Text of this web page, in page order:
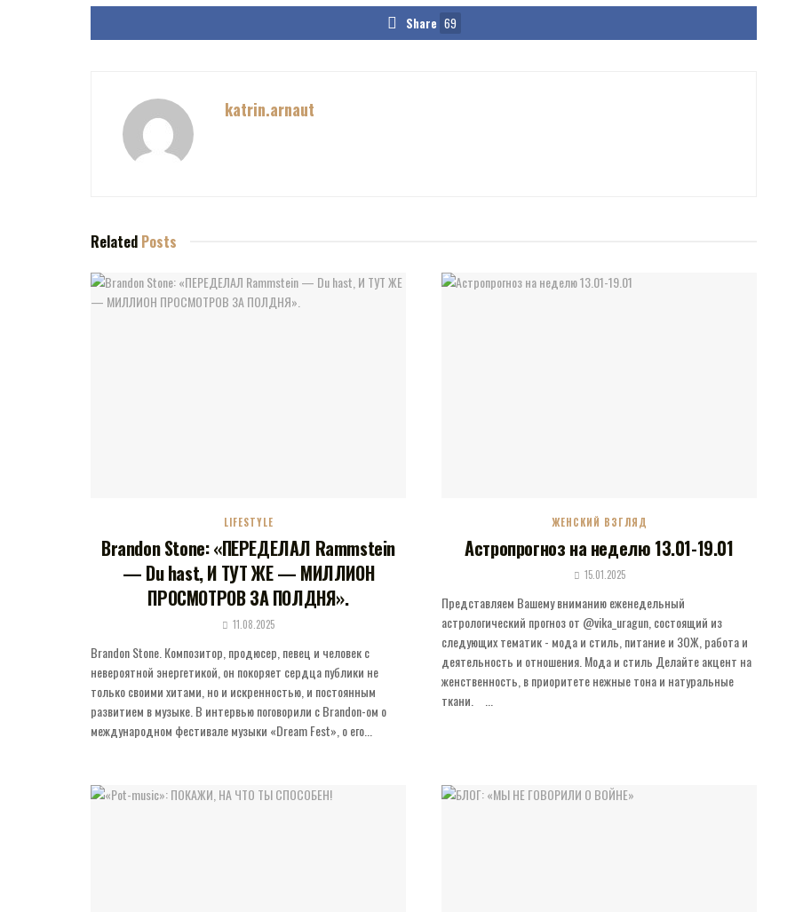
Share 69
katrin.arnaut
Related Posts
LIFESTYLE
Brandon Stone: «ПЕРЕДЕЛАЛ Rammstein
— Du hast, И ТУТ ЖЕ — МИЛЛИОН
ПРОСМОТРОВ ЗА ПОЛДНЯ».
11.08.2025
Brandon Stone. Композитор, продюсер, певец и человек с
невероятной энергетикой, он покоряет сердца публики не
только своими хитами, но и искренностью, и постоянным
развитием в музыке. В интервью поговорили с Brandon-ом о
международном фестивале музыки «Dream Fest», о его...
ЖЕНСКИЙ ВЗГЛЯД
Астропрогноз на неделю 13.01-19.01
15.01.2025
Представляем Вашему вниманию еженедельный
астрологический прогноз от @vika_uragun, состоящий из
следующих тематик - мода и стиль, питание и ЗОЖ, работа и
деятельность и отношения. Мода и стиль Делайте акцент на
женственность, в приоритете нежные тона и натуральные
ткани. ⠀...